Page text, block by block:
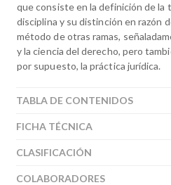
que consiste en la definición de la
disciplina y su distinción en razón
método de otras ramas,
y la ciencia del derecho, pero
por supuesto, la práctica jurídica.
TABLA DE CONTENIDOS
FICHA TÉCNICA
CLASIFICACIÓN
COLABORADORES